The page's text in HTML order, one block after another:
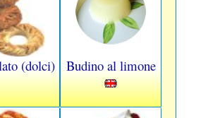
(dolci) Budino al limone